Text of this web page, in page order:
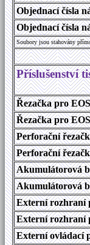
Objednací čísla
Objednací čísla
Soubory jsou stahovány
Příslušenství
Řezačka pro
Řezačka pro
Perforační
Perforační
Akumulátorová
Akumulátorová
Externí rozhraní
Externí rozhraní
Externí ovládací